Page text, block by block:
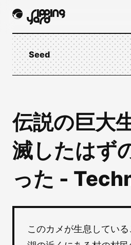
Seed
伝説の巨大
滅したはず
った -
このカメが生息してい